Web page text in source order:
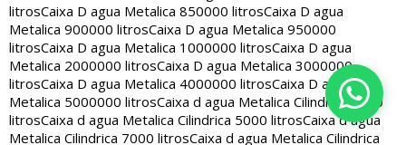
litrosCaixa D agua Metalica 850000 litrosCaixa D agua
Metalica 900000 litrosCaixa D agua Metalica 950000
litrosCaixa D agua Metalica 1000000 litrosCaixa D agua
Metalica 2000000 litrosCaixa D agua Metalica 3000000
litrosCaixa D agua Metalica 4000000 litrosCaixa D agua
Metalica 5000000 litrosCaixa d agua Metalica Cilindrica 2000
litrosCaixa d agua Metalica Cilindrica 5000 litrosCaixa d agua
Metalica Cilindrica 7000 litrosCaixa d agua Metalica Cilindrica